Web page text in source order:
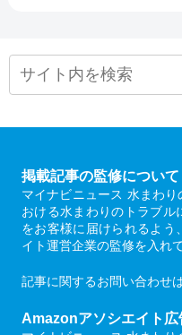
掲載記事の監修について
マイナビニュース 水まわ
おける水まわりのトラブル
をお客様に届けられるよう
イト運営企業の監修を入れ
記事に関するお問い合わせ
Amazonアソシエイト広